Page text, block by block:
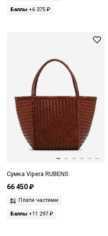
Баллы +6 375 ₽
Сумка Vipera RUBENS
66 450 ₽
Плати частями
Баллы +11 297 ₽